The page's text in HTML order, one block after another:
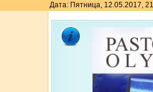
Дата: Пятница, 12.05.2017,